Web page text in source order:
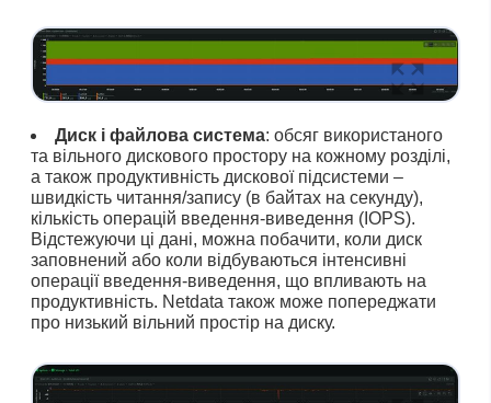
Диск і файлова система: обсяг використаного
та вільного дискового простору на кожному розділі,
а також продуктивність дискової підсистеми –
швидкість читання/запису (в байтах на секунду),
кількість операцій введення-виведення (IOPS).
Відстежуючи ці дані, можна побачити, коли диск
заповнений або коли відбуваються інтенсивні
операції введення-виведення, що впливають на
продуктивність. Netdata також може попереджати
про низький вільний простір на диску.